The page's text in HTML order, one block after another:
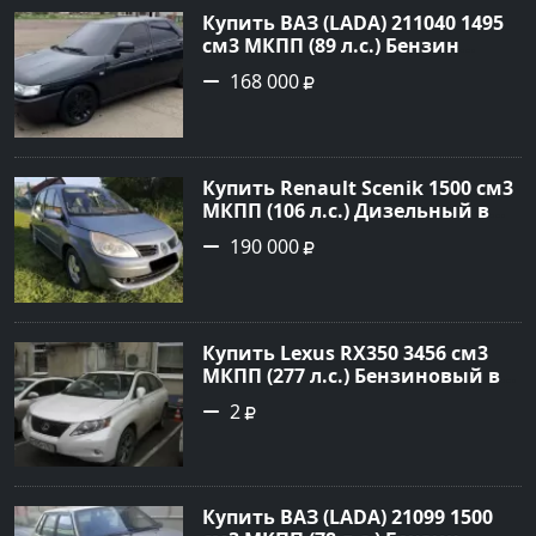
Купить ВАЗ (LADA) 211040 1495
см3 МКПП (89 л.с.) Бензин
инжектор в Краснодвр: цвет
Черный Седан 2007 года по
Авторынок23
168 000
Купить Renault Scenik 1500 см3
МКПП (106 л.с.) Дизельный в
Белореченск: цвет Голубой
Универсал 2007 года по цене
190 000
Купить Lexus RX350 3456 см3
МКПП (277 л.с.) Бензиновый в
Краснодар: цвет
Перламутрово-белый
№3746 на сайте Авторынок23
2
Купить ВАЗ (LADA) 21099 1500